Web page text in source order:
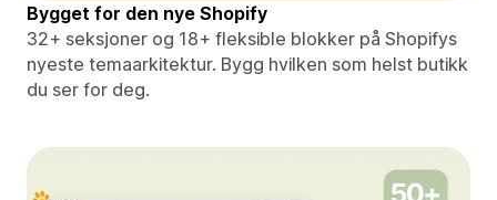
Bygget for den nye Shopify
32+ seksjoner og 18+ fleksible blokker på Shopifys
nyeste temaarkitektur. Bygg hvilken som helst butikk
du ser for deg.